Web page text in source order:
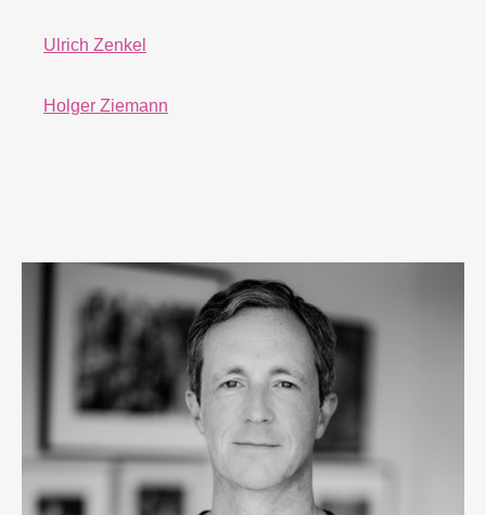
Ulrich Zenkel
Holger Ziemann